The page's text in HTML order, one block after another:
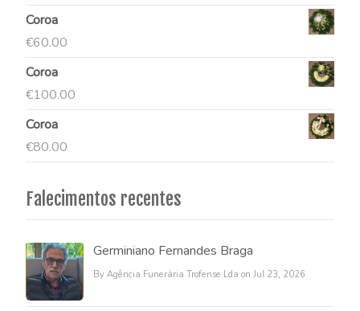
Coroa
€60.00
Coroa
€100.00
Coroa
€80.00
Falecimentos recentes
Germiniano Fernandes Braga
By Agência Funerária Trofense Lda on Jul 23, 2026